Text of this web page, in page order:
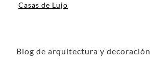
Casas de Lujo
Blog de arquitectura y decoración